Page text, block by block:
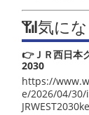
📶気に
👉ＪＲ西日本
2030
https://
e/2026/04/30/